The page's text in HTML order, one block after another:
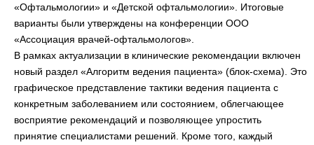
«Офтальмологии» и «Детской офтальмологии». Итоговые
варианты были утверждены на конференции ООО
«Ассоциация врачей-офтальмологов».
В рамках актуализации в клинические рекомендации включен
новый раздел «Алгоритм ведения пациента» (блок-схема). Это
графическое представление тактики ведения пациента с
конкретным заболеванием или состоянием, облегчающее
восприятие рекомендаций и позволяющее упростить
принятие специалистами решений. Кроме того, каждый